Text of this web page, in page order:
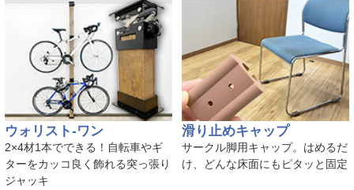
ウォリスト-ワン
2×4材1本でできる！自転車やギ
ターをカッコ良く飾れる突っ張り
ジャッキ
滑り止めキャップ
サークル脚用キャップ。はめるだ
け、どんな床面にもピタッと固定